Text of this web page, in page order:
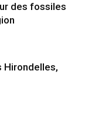
des fossiles
Hirondelles,